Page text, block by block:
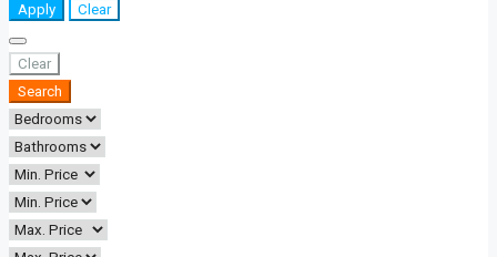
Apply Clear
Clear
Search